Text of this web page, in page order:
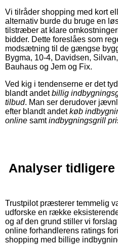
Vi tilråder shopping med kort
alternativ burde du bruge en
tilstræber at klare
bidder. Dette foreslåes som
modsætning til de gængse
Bygma, 10-4, Davidsen,
Bauhaus og Jem og Fix.
Ved kig i tendenserne er det
blandt andetbillig
tilbud. Man ser derudover
efter blandt andetkøb
online samtindbygningsgrill
Analyser
Trustpilot præsterer temmelig
udforske en række
og af den grund stiller vi
online forhandlerens ratings
shopping med billige